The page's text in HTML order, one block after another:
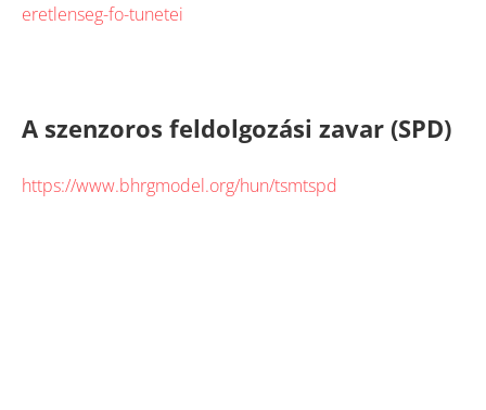
eretlenseg-fo-tunetei
A szenzoros feldolgozási zavar (SPD)
https://www.bhrgmodel.org/hun/tsmtspd